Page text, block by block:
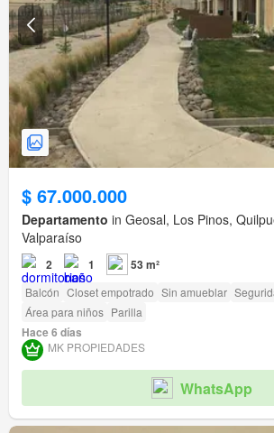
$ 67.000.000
Departamento in Geosal, Los Pinos,
Valparaíso
2 1 53 m²
Balcón Closet empotrado Sin amueblar
Área para niños Parilla
Hace 6 días
MK PROPIEDADES
WhatsApp